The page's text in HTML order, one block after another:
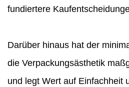
fundiertere
Darüber hinaus hat der
die Verpackungsästhetik
und legt Wert auf Einfachheit